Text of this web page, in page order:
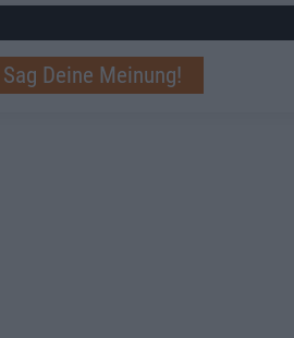
Sag Deine Meinung!